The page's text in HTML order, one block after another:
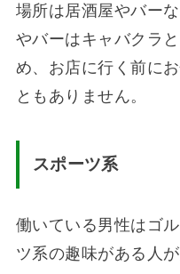
場所は居酒屋やバー
やバーはキャバクラ
め、お店に行く前に
ともありません。
スポーツ系
働いている男性はゴ
ツ系の趣味がある人が